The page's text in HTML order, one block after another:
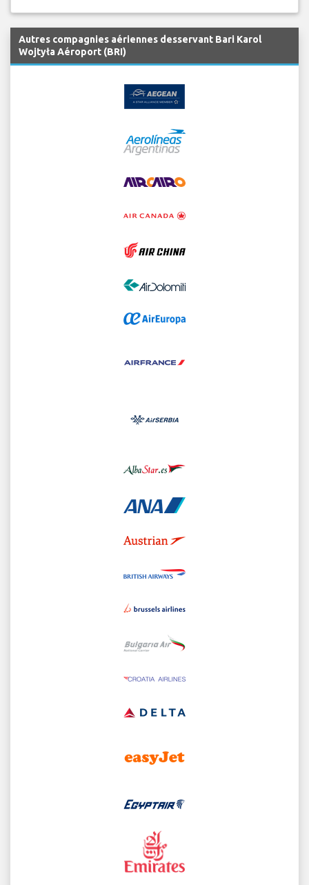
Autres compagnies aériennes desservant Bari Karol
Wojtyła Aéroport (BRI)